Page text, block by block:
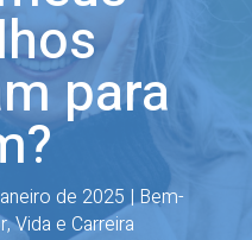
para
de 2025|Bem-
,Vida e Carreira